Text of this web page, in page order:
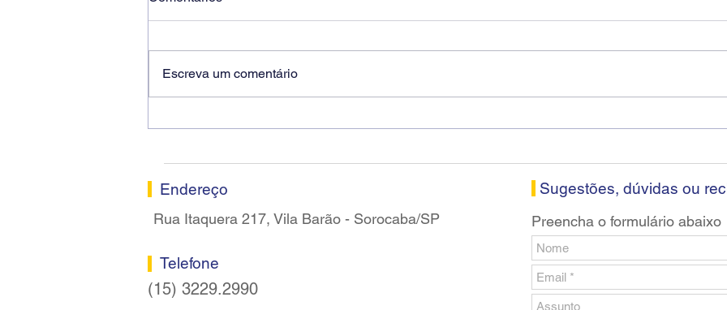
Escreva um comentário
Endereço
Rua Itaquera 217, Vila Barão - Sorocaba/SP
Telefone
(15) 3229.2990
Sugestões, dúvidas ou
Preencha o formulário abaixo